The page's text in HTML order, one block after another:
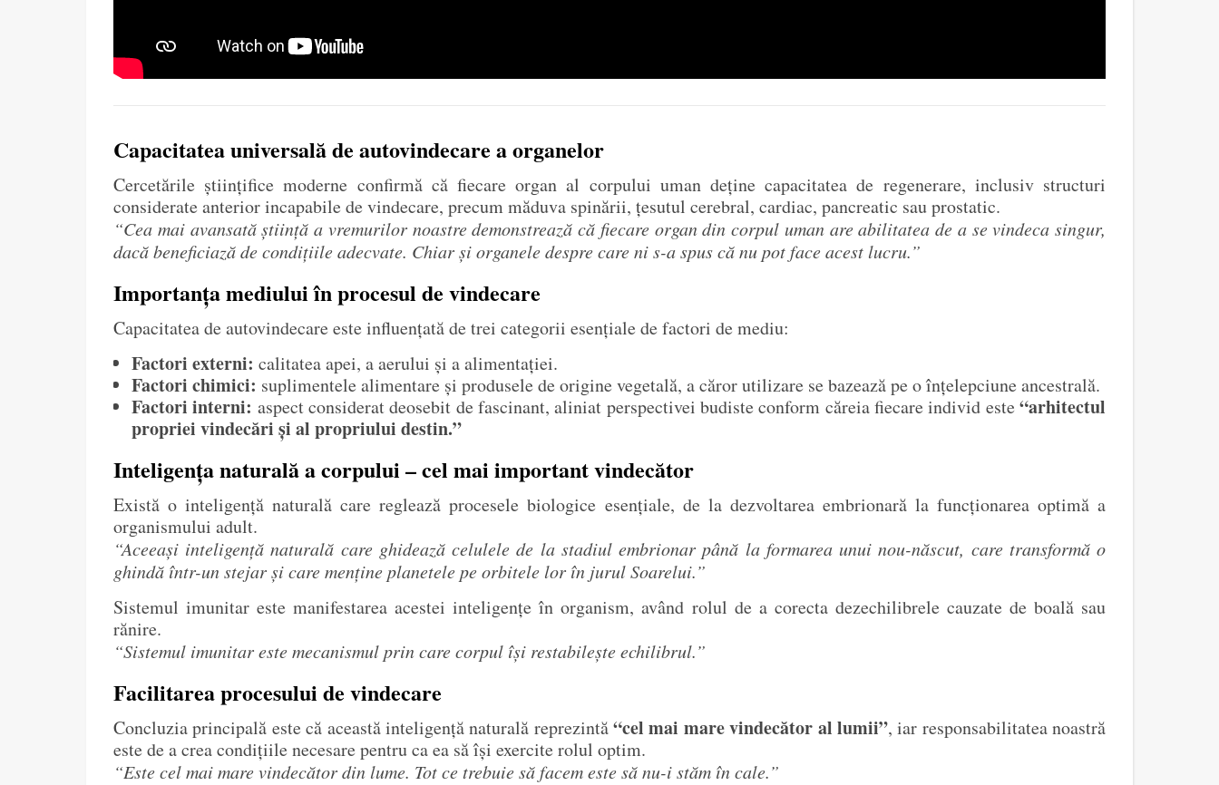
Capacitatea universală de autovindecare a organelor
Cercetările științifice moderne confirmă că fiecare organ al corpului uman deține capacitatea de regenerare, inclusiv structuri
considerate anterior incapabile de vindecare, precum măduva spinării, țesutul cerebral, cardiac, pancreatic sau prostatic.
“Cea mai avansată știință a vremurilor noastre demonstrează că fiecare organ din corpul uman are abilitatea de a se vindeca singur,
dacă beneficiază de condițiile adecvate. Chiar și organele despre care ni s-a spus că nu pot face acest lucru.”
Importanța mediului în procesul de vindecare
Capacitatea de autovindecare este influențată de trei categorii esențiale de factori de mediu:
Factori externi: calitatea apei, a aerului și a alimentației.
Factori chimici: suplimentele alimentare și produsele de origine vegetală, a căror utilizare se bazează pe o înțelepciune ancestrală.
Factori interni: aspect considerat deosebit de fascinant, aliniat perspectivei budiste conform căreia fiecare individ este“arhitectul
propriei vindecări și al propriului destin.”
Inteligența naturală a corpului – cel mai important vindecător
Există o inteligență naturală care reglează procesele biologice esențiale, de la dezvoltarea embrionară la funcționarea optimă a
organismului adult.
“Aceeași inteligență naturală care ghidează celulele de la stadiul embrionar până la formarea unui nou-născut, care transformă o
ghindă într-un stejar și care menține planetele pe orbitele lor în jurul Soarelui.”
Sistemul imunitar este manifestarea acestei inteligențe în organism, având rolul de a corecta dezechilibrele cauzate de boală sau
rănire.
“Sistemul imunitar este mecanismul prin care corpul își restabilește echilibrul.”
Facilitarea procesului de vindecare
Concluzia principală este că această inteligență naturală reprezintă“cel mai mare vindecător al lumii”, iar responsabilitatea noastră
este de a crea condițiile necesare pentru ca ea să își exercite rolul optim.
“Este cel mai mare vindecător din lume. Tot ce trebuie să facem este să nu-i stăm în cale.”